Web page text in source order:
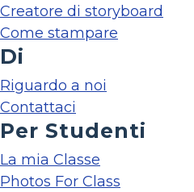
Creatore di storyboard
Come stampare
Di
Riguardo a noi
Contattaci
Per Studenti
La mia Classe
Photos For Class